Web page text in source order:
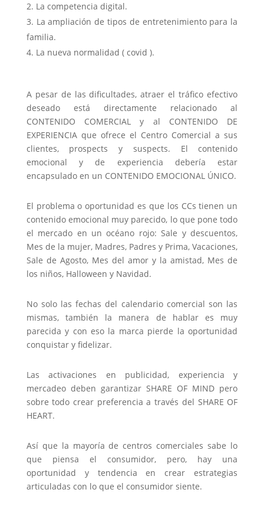
La competencia digital.
La ampliación de tipos de entretenimiento para la
familia.
La nueva normalidad ( covid ).
A pesar de las dificultades, atraer el tráfico efectivo
deseado está directamente relacionado al
CONTENIDO COMERCIAL y al CONTENIDO DE
EXPERIENCIA que ofrece el Centro Comercial a sus
clientes, prospects y suspects. El contenido
emocional y de experiencia debería estar
encapsulado en un CONTENIDO EMOCIONAL ÚNICO.
El problema o oportunidad es que los CCs tienen un
contenido emocional muy parecido, lo que pone todo
el mercado en un océano rojo: Sale y descuentos,
Mes de la mujer, Madres, Padres y Prima, Vacaciones,
Sale de Agosto, Mes del amor y la amistad, Mes de
los niños, Halloween y Navidad.
No solo las fechas del calendario comercial son las
mismas, también la manera de hablar es muy
parecida y con eso la marca pierde la oportunidad
conquistar y fidelizar.
Las activaciones en publicidad, experiencia y
mercadeo deben garantizar SHARE OF MIND pero
sobre todo crear preferencia a través del SHARE OF
HEART.
Así que la mayoría de centros comerciales sabe lo
que piensa el consumidor, pero, hay una
oportunidad y tendencia en crear estrategias
articuladas con lo que el consumidor siente.